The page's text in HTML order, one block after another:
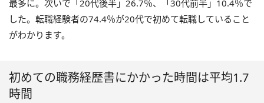
最多に。次いで「20代後半」26.7％、「30代前半」10.4％で
した。転職経験者の74.4％が20代で初めて転職していること
がわかります。
初めての職務経歴書にかかった時間は平均1.7
時間